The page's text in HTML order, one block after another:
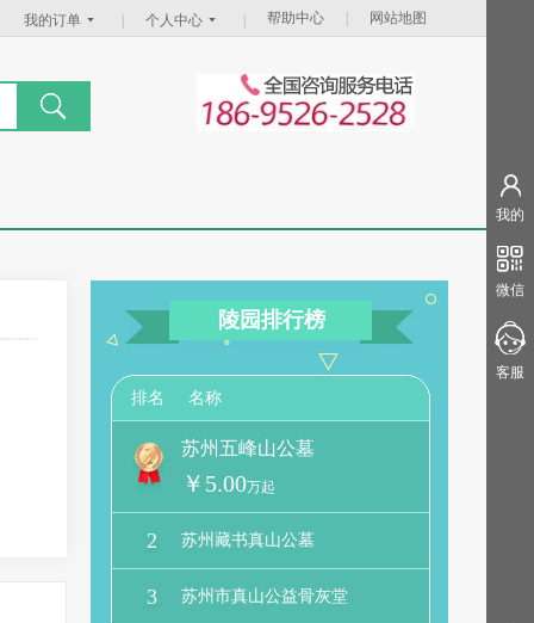
我的订单 个人中心 帮助中心 网站地图
陵园排行榜
排名 名称
苏州五峰山公墓
￥5.00万起
2 苏州藏书真山公墓
3 苏州市真山公益骨灰堂
我的
微信
客服